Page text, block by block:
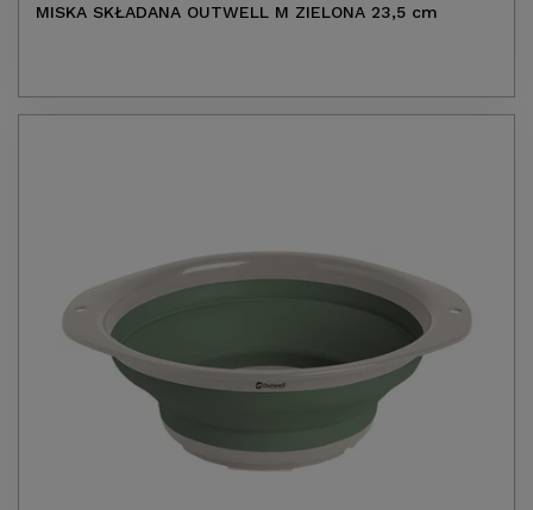
MISKA SKŁADANA OUTWELL M ZIELONA 23,5 cm